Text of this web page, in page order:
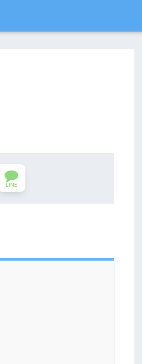
LINE